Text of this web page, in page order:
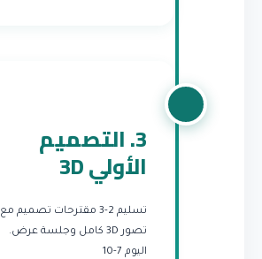
3. التصميم
الأولي 3D
تسليم 2-3 مقترحات تصميم مع
تصور 3D كامل وجلسة عرض.
اليوم 7-10